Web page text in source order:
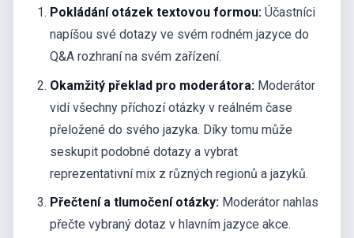
Pokládání otázek textovou formou: Účastníci
napíšou své dotazy ve svém rodném jazyce do
Q&A rozhraní na svém zařízení.
Okamžitý překlad pro moderátora: Moderátor
vidí všechny příchozí otázky v reálném čase
přeložené do svého jazyka. Díky tomu může
seskupit podobné dotazy a vybrat
reprezentativní mix z různých regionů a jazyků.
Přečtení a tlumočení otázky: Moderátor nahlas
přečte vybraný dotaz v hlavním jazyce akce.